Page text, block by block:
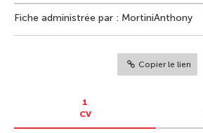
Fiche administrée par : MortiniAnthony
Copier le lien
1
CV